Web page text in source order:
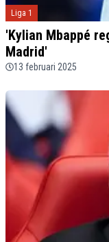
Liga 1
'Kylian Mbappé
Madrid'
13 februari 2025